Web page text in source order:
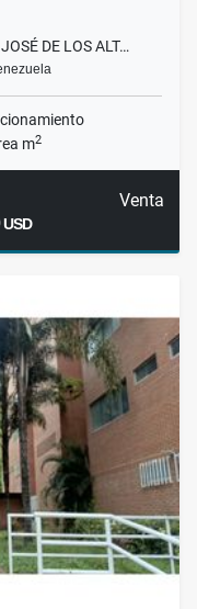
DE LOS ALT…
m2
Venta
USD